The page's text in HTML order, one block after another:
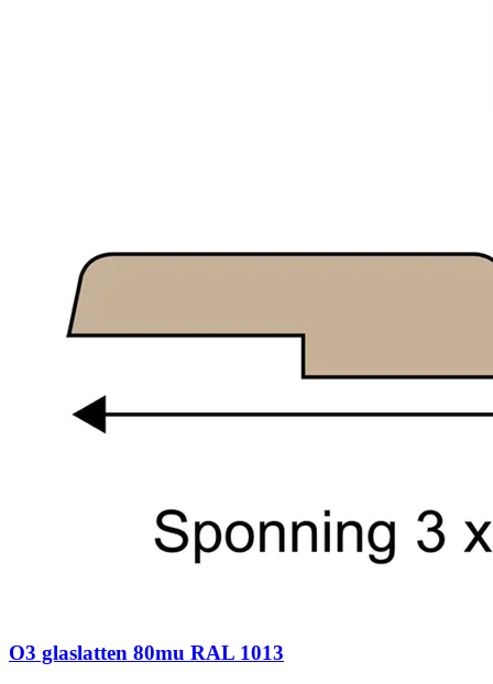
O3 glaslatten 80mu RAL 1013